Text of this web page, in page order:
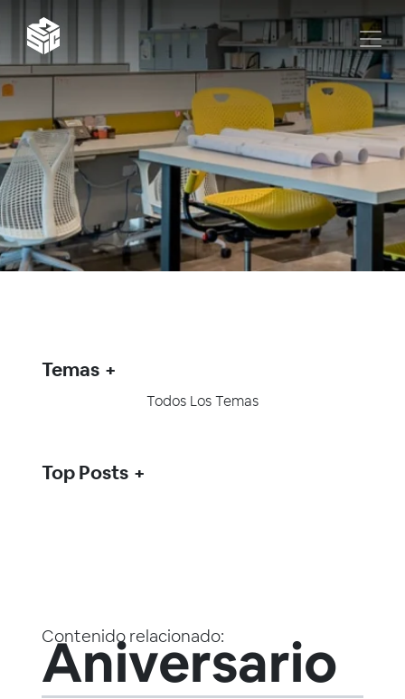
Contenido relacionado:
Aniversario
Temas
Todos Los Temas
Top Posts